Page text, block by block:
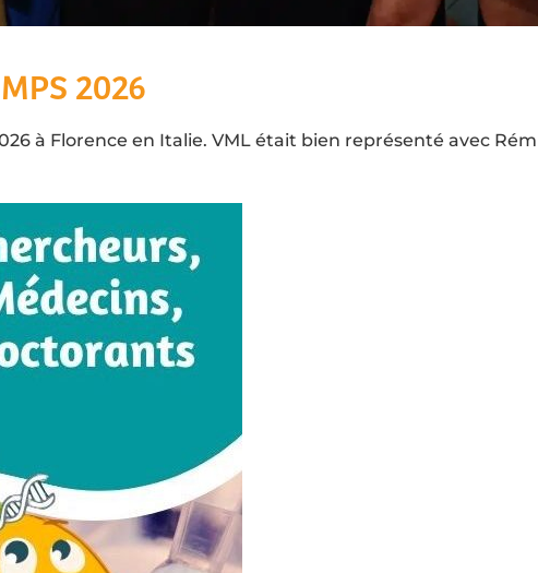
2026
à Florence en Italie. VML était bien représenté avec